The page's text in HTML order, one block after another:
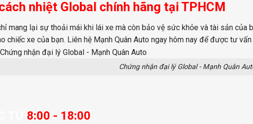
nhiệt Global chính hãng tại TPHCM
mang lại sự thoải mái khi lái xe mà còn bảo vệ sức khỏe và tài sản của
chiếc xe của bạn. Liên hệ Mạnh Quân Auto ngay hôm nay để được tư
Chứng nhận đại lý Global - Mạnh Quân
8:00 - 18:00